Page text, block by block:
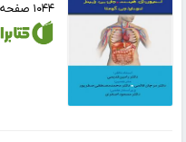
۱۰۴۴ صفحه